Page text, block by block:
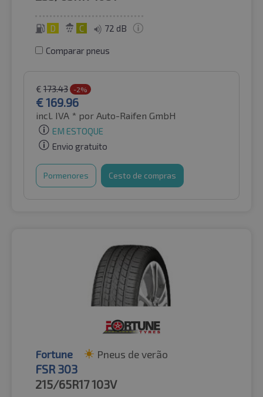
D C 72 dB
Comparar pneus
€ 173.43 -2%
€169.96
incl. IVA * por Auto-Raifen GmbH
EM ESTOQUE
Envio gratuito
Pormenores Cesto de compras
Fortune Pneus de verão
FSR 303
215/65R17103V